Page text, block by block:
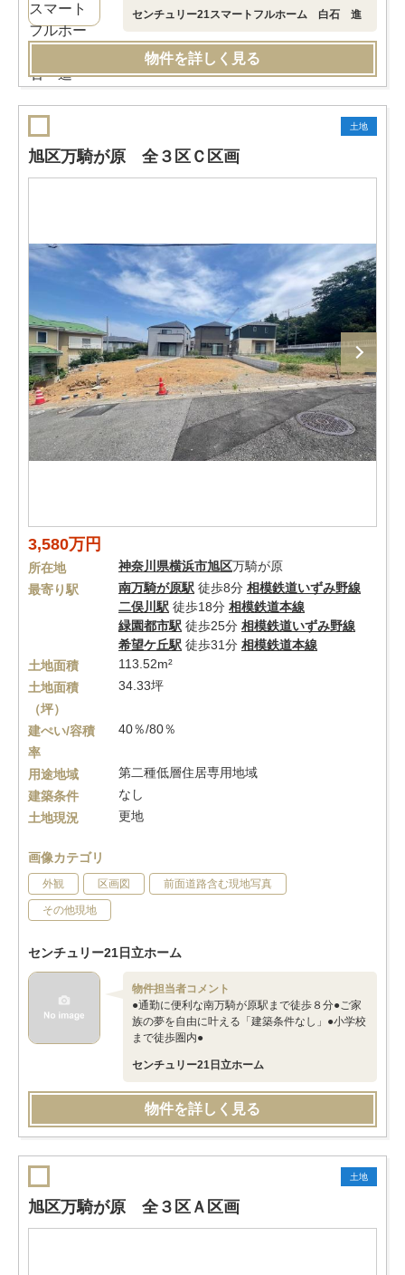
センチュリー21スマートフルホーム 白石 進
物件を詳しく見る
土地
旭区万騎が原 全３区Ｃ区画
3,580万円
所在地 神奈川県横浜市旭区万騎が原
最寄り駅
南万騎が原駅 徒歩8分 相模鉄道いずみ野線
二俣川駅 徒歩18分 相模鉄道本線
緑園都市駅 徒歩25分 相模鉄道いずみ野線
希望ケ丘駅 徒歩31分 相模鉄道本線
土地面積
113.52m²
土地面積
（坪）
34.33坪
建ぺい/容積
率
40％/80％
用途地域
第二種低層住居専用地域
建築条件
なし
土地現況
更地
画像カテゴリ
外観 区画図 前面道路含む現地写真
その他現地
センチュリー21日立ホーム
物件担当者コメント
●通勤に便利な南万騎が原駅まで徒歩８分●ご家
族の夢を自由に叶える「建築条件なし」●小学校
まで徒歩圏内●
センチュリー21日立ホーム
物件を詳しく見る
土地
旭区万騎が原 全３区Ａ区画